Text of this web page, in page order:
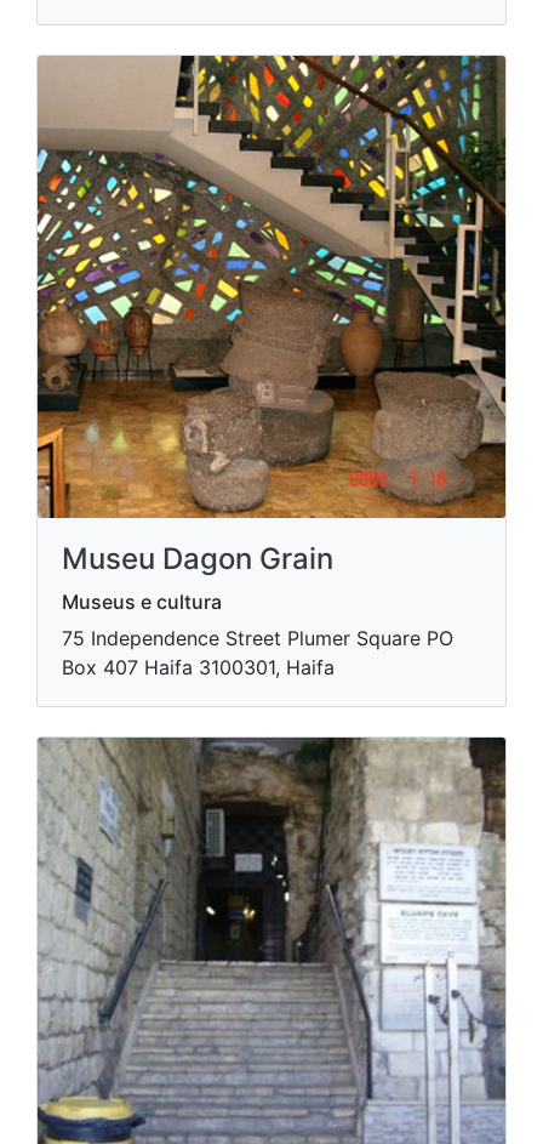
Museu Dagon Grain
Museus e cultura
75 Independence Street Plumer Square PO
Box 407 Haifa 3100301, Haifa